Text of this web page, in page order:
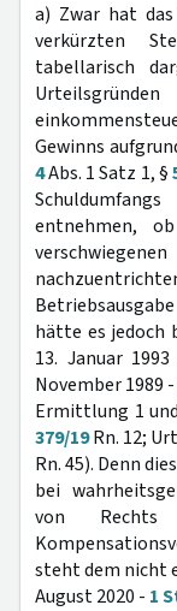
a) Zwar hat
verkürzten
tabellarisch
Gewinns
4Abs. 1 Satz 1, §
entnehmen,
hätte es jedoch
13. Januar
November 1989 -
Ermittlung 1
379/19Rn. 12;
Rn. 45). Denn
bei
von Rechts
steht dem nicht
August 2020 - 1